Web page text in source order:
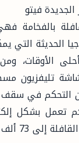
بالفخامة
الحديثة التي
الأوقات،
تليفزيون
التحكم في سقف
تعمل بشكل
73 ألف دولار .